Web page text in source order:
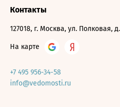
Контакты
127018, г. Москва, ул. Полковая, д.
На карте
+7 495 956-34-58
info@vedomosti.ru